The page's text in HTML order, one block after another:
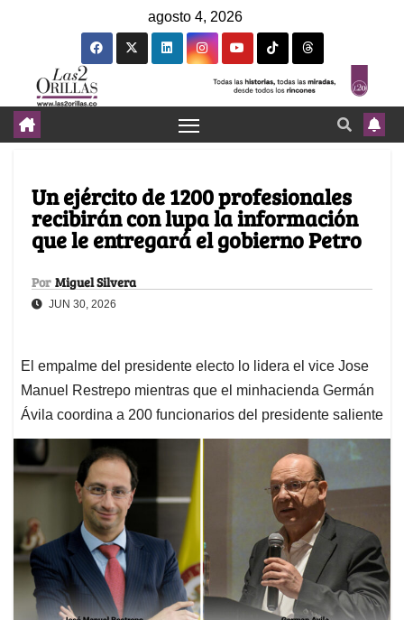
agosto 4, 2026
Un ejército de 1200 profesionales
recibirán con lupa la información
que le entregará el gobierno Petro
Por Miguel Silvera
JUN 30, 2026
El empalme del presidente electo lo lidera el vice Jose
Manuel Restrepo mientras que el minhacienda Germán
Ávila coordina a 200 funcionarios del presidente saliente